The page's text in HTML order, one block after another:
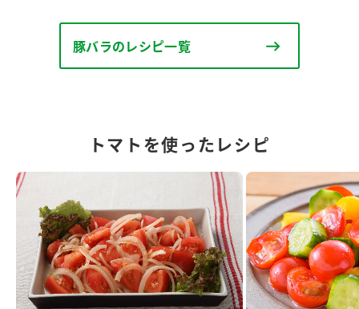
豚バラのレシピ一覧
トマトを使ったレシピ